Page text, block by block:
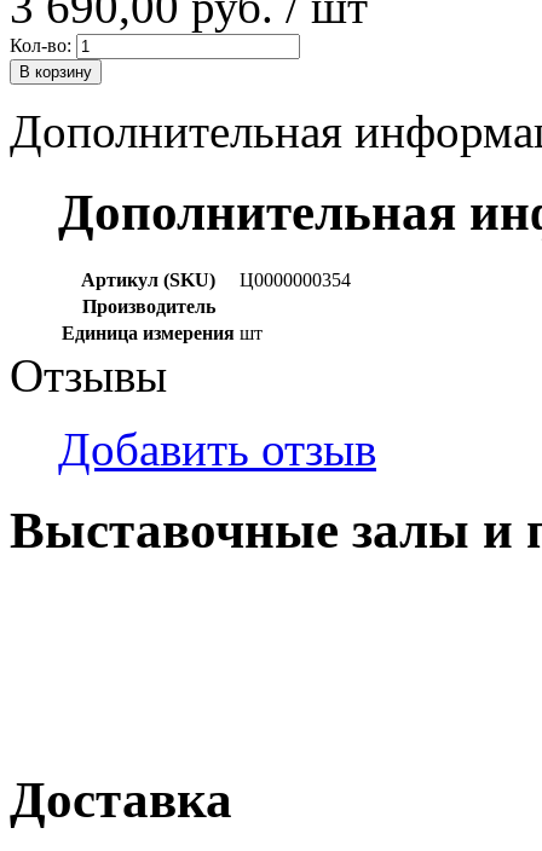
Кол-во:
В корзину
Дополнительная
Дополнительная
Артикул (SKU)
Ц0000000354
Производитель
Единица измерения шт
Отзывы
Добавить отзыв
Выставочные залы и
Доставка